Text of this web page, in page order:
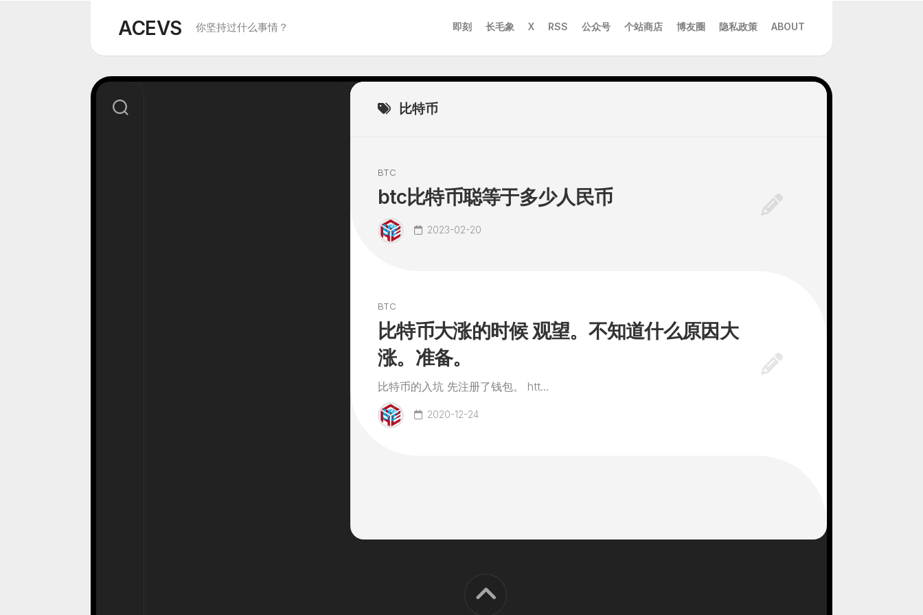
ACEVS 你坚持过什么事情？ 即刻 长毛象 X RSS 公众号 个站商店 博友圈 隐私政策 ABOUT
比特币
BTC
btc比特币聪等于多少人民币
2023-02-20
BTC
比特币大涨的时候 观望。不知道什么原因大
涨。准备。
比特币的入坑 先注册了钱包。 htt...
2020-12-24